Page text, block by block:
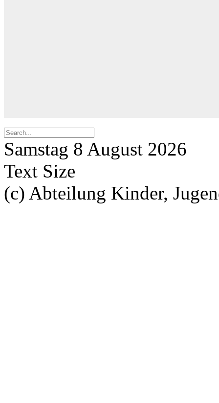
Samstag 8 August 2026
Text Size
(c) Abteilung Kinder,